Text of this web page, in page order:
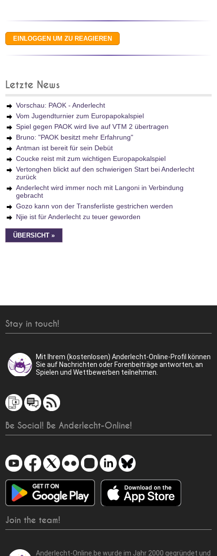
Letzte News
Vorschau: PAOK - Anderlecht
Vom Jugendturnier zum Europapokalspiel
Spiel gegen PAOK wird live auf VTM 2 übertragen
Bruno: "PAOK besitzt mehr Erfahrung"
Antman ist bereit für sein Debüt
Coucke reist mit zum wichtigen Europapokalspiel
Vertonghen blickt auf den schwierigen Start bei Anderlecht
zurück
Anderlecht wird immer noch mit Langoni in Verbindung
gebracht
Gozo kann von der Transferliste gestrichen werden
Njie ist für Anderlecht zu teuer geworden
ÜBERSICHT »
Stay in touch!
Mit Ihrem (kostenlosen) Anderlecht-Online-Profil können
Sie auf Nachrichten oder Forenbeiträge antworten, an
Spielen und Wettbewerben teilnehmen.
Be Social! Be Anderlecht-Online!
Join the team!
Anderlecht-Online.be wurde im Jahr 2000 gegründet und